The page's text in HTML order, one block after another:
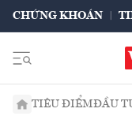
CHỨNG KHOÁN
TIÊU ĐIỂMĐẦU